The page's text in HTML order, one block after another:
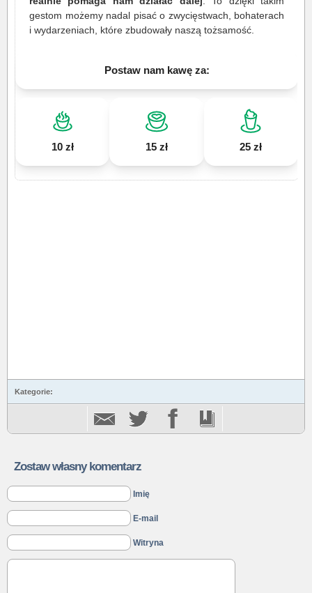
gestom możemy nadal pisać o zwycięstwach, bohaterach
i wydarzeniach, które zbudowały naszą tożsamość.
Postaw nam kawę za:
10 zł 15 zł 25 zł
Kategorie:
Zostaw własny komentarz
Imię
E-mail
Witryna